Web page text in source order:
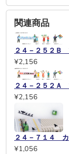
関連商品
２４－２５２Ｂ
¥2,156
２４－２５２Ａ
¥2,156
２４－７１４
¥1,056